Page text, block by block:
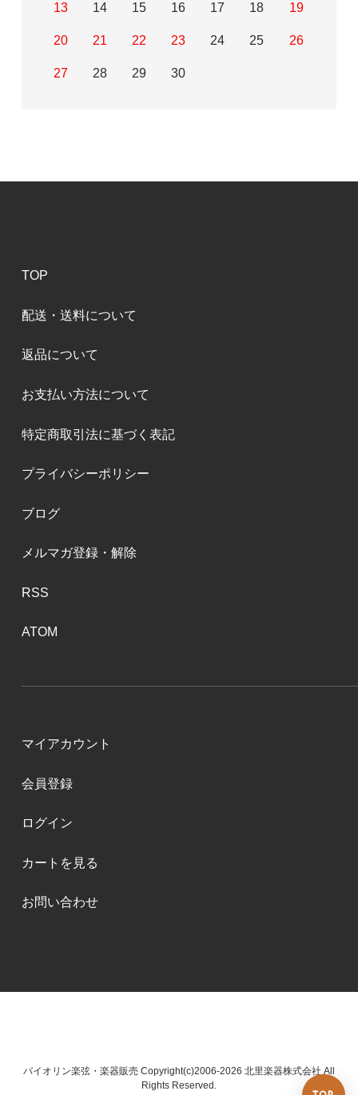
13 14 15 16 17 18 19
20 21 22 23 24 25 26
27 28 29 30
TOP
配送・送料について
返品について
お支払い方法について
特定商取引法に基づく表記
プライバシーポリシー
ブログ
メルマガ登録・解除
RSS
ATOM
マイアカウント
会員登録
ログイン
カートを見る
お問い合わせ
バイオリン楽弦・楽器販売 Copyright(c)2006-2026 北里楽器株式会社 All
Rights Reserved.